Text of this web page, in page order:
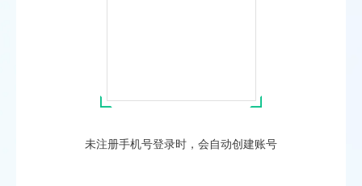
未注册手机号登录时，会自动创建账号